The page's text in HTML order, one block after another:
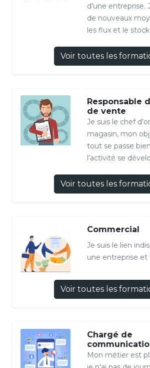
d'une entreprise.
de nouveaux
les flux et le
Voir toutes les
Responsable
de vente
Je suis le chef
magasin, mon
tout se passe
l’activité se
Voir toutes les
Commercial
Je suis le lien
une entreprise et
Voir toutes les
Chargé de
Mon métier est